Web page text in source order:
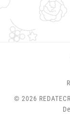
© 2026